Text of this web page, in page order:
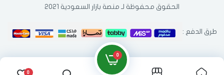
الحقوق محفوظة لـ منصة بازار السعودية 2021
طرق الدفع :
0
0